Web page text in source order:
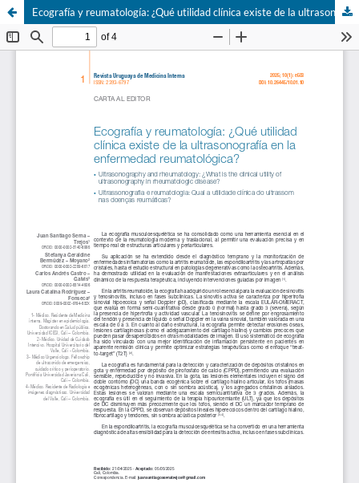
Ecografía y reumatología: ¿Qué utilidad clínica existe de la ultrasonografía en la enfermedad reumatológica?